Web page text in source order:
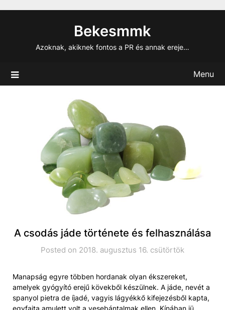
Bekesmmk
Azoknak, akiknek fontos a PR és annak ereje…
Menu
A csodás jáde története és felhasználása
Posted on 2018. augusztus 16. csütörtök
Manapság egyre többen hordanak olyan ékszereket,
amelyek gyógyító erejű kövekből készülnek. A jáde, nevét a
spanyol pietra de íjadé, vagyis lágyékkő kifejezésből kapta,